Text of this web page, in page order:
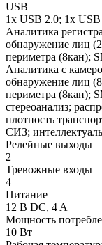
USB
1х USB 2.0; 1х
Аналитика
обнаружение лиц
периметра (8кан);
Аналитика с
обнаружение лиц
периметра (8кан);
стереоанализ;
плотность
СИЗ;
Релейные выходы
2
Тревожные входы
4
Питание
12 В DC, 4 A
Мощность
10 Вт